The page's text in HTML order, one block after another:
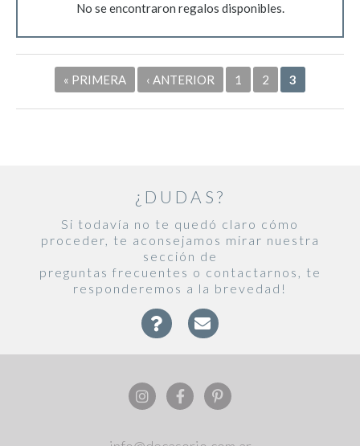
No se encontraron regalos disponibles.
Páginas
« PRIMERA ‹ ANTERIOR 1 2 3
¿DUDAS?
Si todavía no te quedó claro cómo
proceder, te aconsejamos mirar nuestra
sección de
preguntas frecuentes o contactarnos, te
responderemos a la brevedad!